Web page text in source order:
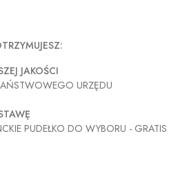
JAKOŚCI
URZĘDU
PUDEŁKO DO WYBORU - GRATIS